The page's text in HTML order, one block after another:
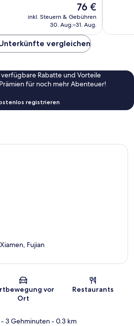
Der
Preis
beträgt
76 €
inkl. Steuern & Gebühren
30. Aug.–31. Aug.
vergleichen
Rabatte und Vorteile
für noch mehr Abenteuer!
registrieren
Karte
Fujian
vor
Ort
Restaurants
- 3 Gehminuten- 0.3 km